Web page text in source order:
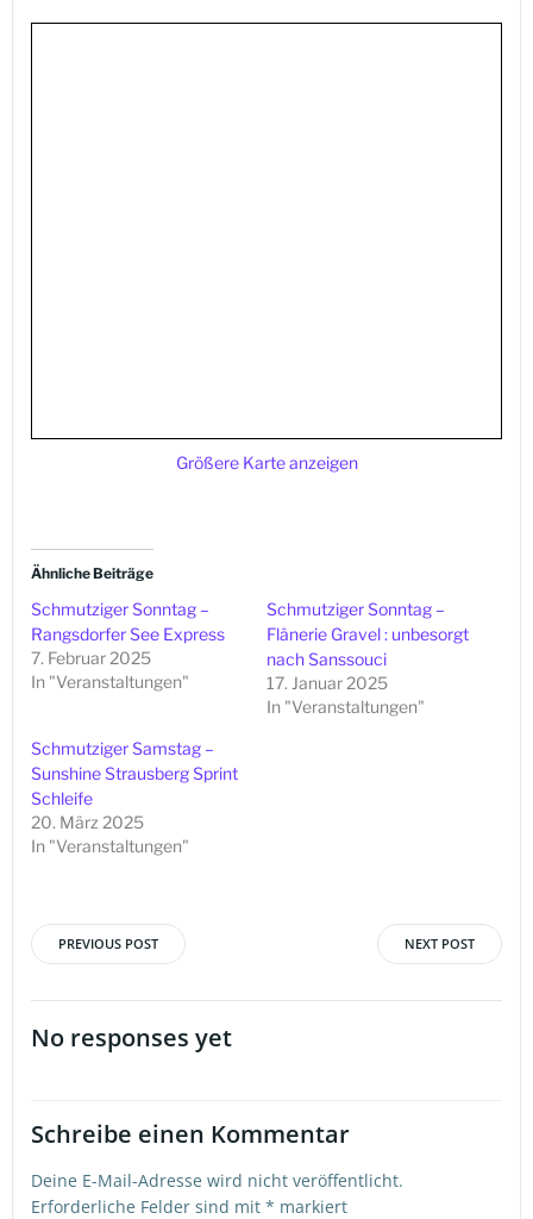
Größere Karte anzeigen
Ähnliche Beiträge
Schmutziger Sonntag –
Rangsdorfer See Express
7. Februar 2025
In "Veranstaltungen"
Schmutziger Sonntag –
Flânerie Gravel : unbesorgt
nach Sanssouci
17. Januar 2025
In "Veranstaltungen"
Schmutziger Samstag –
Sunshine Strausberg Sprint
Schleife
20. März 2025
In "Veranstaltungen"
Beitragsnavigation
PREVIOUS POST NEXT POST
No responses yet
Schreibe einen Kommentar
Deine E-Mail-Adresse wird nicht veröffentlicht.
Erforderliche Felder sind mit * markiert